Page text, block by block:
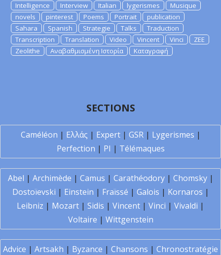
Intelligence
Interview Italian lygerismes
Musique
novels
pinterest Poems Portrait
publication
Sahara
Spanish Strategie Talks
Traduction
Transcription
Translation Video Vincent Vinci
ZEE
Zeolithe
Αναβαθμισμένη Ιστορία Καταγραφή
SECTIONS
Caméléon | Ελλάς | Expert| GSR| Lygerismes |
Perfection | PI | Télémaques
Abel | Archimède | Camus | Carathéodory| Chomsky|
Dostoïevski | Einstein | Fraïssé | Galois | Kornaros |
Leibniz | Mozart | Sidis | Vincent | Vinci | Vivaldi |
Voltaire | Wittgenstein
Advice | Artsakh | Byzance | Chansons | Chronostratégie